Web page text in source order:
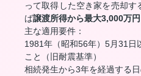
って取得した空き家を売却
ば譲渡所得から最大3,000万
主な適用要件：
1981年（昭和56年）5月31日
こと（旧耐震基準）
相続発生から3年を経過する